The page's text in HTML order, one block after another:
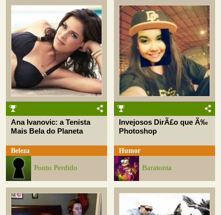
Ana Ivanovic: a Tenista
Mais Bela do Planeta
Beleza
Ponto Perdido
Invejosos DirÃ£o que Ã‰
Photoshop
Humor
Baratonta